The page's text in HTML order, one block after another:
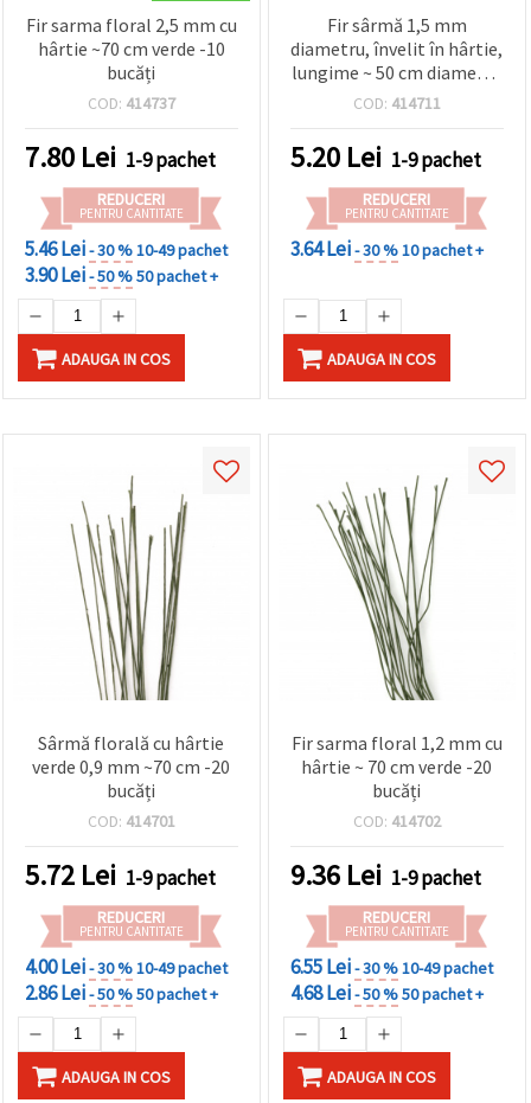
Fir sarma floral 2,5 mm cu
hârtie ~70 cm verde -10
bucăți
COD: 414737
7.80 Lei 1-9 pachet
REDUCERI
PENTRU CANTITATE
5.46 Lei- 30 %10-49 pachet
3.90 Lei- 50 %50 pachet +
ADAUGA IN COS
Fir sârmă 1,5 mm
diametru, învelit în hârtie,
lungime ~ 50 cm diametru
exterior 3 mm - 5 bucăți
COD: 414711
5.20 Lei 1-9 pachet
REDUCERI
PENTRU CANTITATE
3.64 Lei- 30 %10 pachet +
ADAUGA IN COS
Sârmă florală cu hârtie
verde 0,9 mm ~70 cm -20
bucăți
COD: 414701
5.72 Lei 1-9 pachet
REDUCERI
PENTRU CANTITATE
4.00 Lei- 30 %10-49 pachet
2.86 Lei- 50 %50 pachet +
ADAUGA IN COS
Fir sarma floral 1,2 mm cu
hârtie ~ 70 cm verde -20
bucăți
COD: 414702
9.36 Lei 1-9 pachet
REDUCERI
PENTRU CANTITATE
6.55 Lei- 30 %10-49 pachet
4.68 Lei- 50 %50 pachet +
ADAUGA IN COS